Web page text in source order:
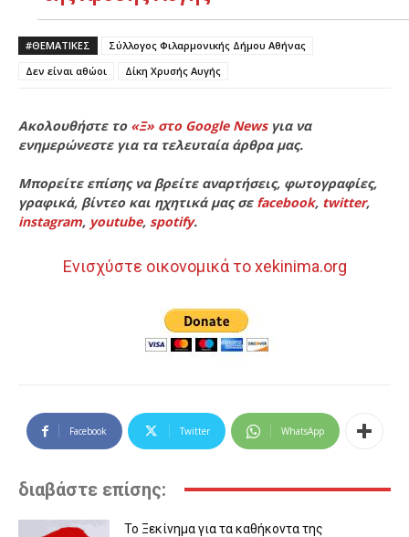
#ΘΕΜΑΤΙΚΈΣ
Σύλλογος Φιλαρμονικής Δήμου Αθήνας
Δεν είναι αθώοι
Δίκη Χρυσής Αυγής
Ακολουθήστε το «Ξ» στο Google Newsγια να
ενημερώνεστε για τα τελευταία άρθρα μας.
Μπορείτε επίσης να βρείτε αναρτήσεις, φωτογραφίες,
γραφικά, βίντεο και ηχητικά μας σε facebook, twitter,
instagram, youtube, spotify.
Ενισχύστε οικονομικά το xekinima.org
Facebook Twitter WhatsApp
διαβάστε επίσης:
Το Ξεκίνημα για τα καθήκοντα της